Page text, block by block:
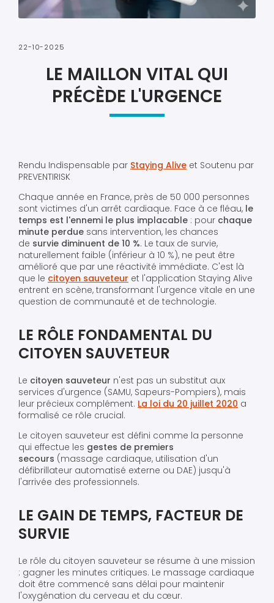
22-10-2025
LE MAILLON VITAL QUI
PRÉCÈDE L'URGENCE
Rendu Indispensable par Staying Alive et Soutenu par
PREVENTIRISK
Chaque année en France, près de 50 000 personnes
sont victimes d'un arrêt cardiaque. Face à ce fléau, le
temps est l'ennemi le plus implacable : pour chaque
minute perdue sans intervention, les chances
de survie diminuent de 10 %. Le taux de survie,
naturellement faible (inférieur à 10 %), ne peut être
amélioré que par une réactivité immédiate. C'est là
que le citoyen sauveteur et l'application Staying Alive
entrent en scène, transformant l'urgence vitale en une
question de communauté et de technologie.
LE RÔLE FONDAMENTAL DU
CITOYEN SAUVETEUR
Le citoyen sauveteur n'est pas un substitut aux
services d'urgence (SAMU, Sapeurs-Pompiers), mais
leur précieux complément. La loi du 20 juillet 2020 a
formalisé ce rôle crucial.
Le citoyen sauveteur est défini comme la personne
qui effectue les gestes de premiers
secours (massage cardiaque, utilisation d'un
défibrillateur automatisé externe ou DAE) jusqu'à
l'arrivée des professionnels.
LE GAIN DE TEMPS, FACTEUR DE
SURVIE
Le rôle du citoyen sauveteur se résume à une mission
: gagner les minutes critiques. Le massage cardiaque
doit être commencé sans délai pour maintenir
l'oxygénation du cerveau et du cœur.